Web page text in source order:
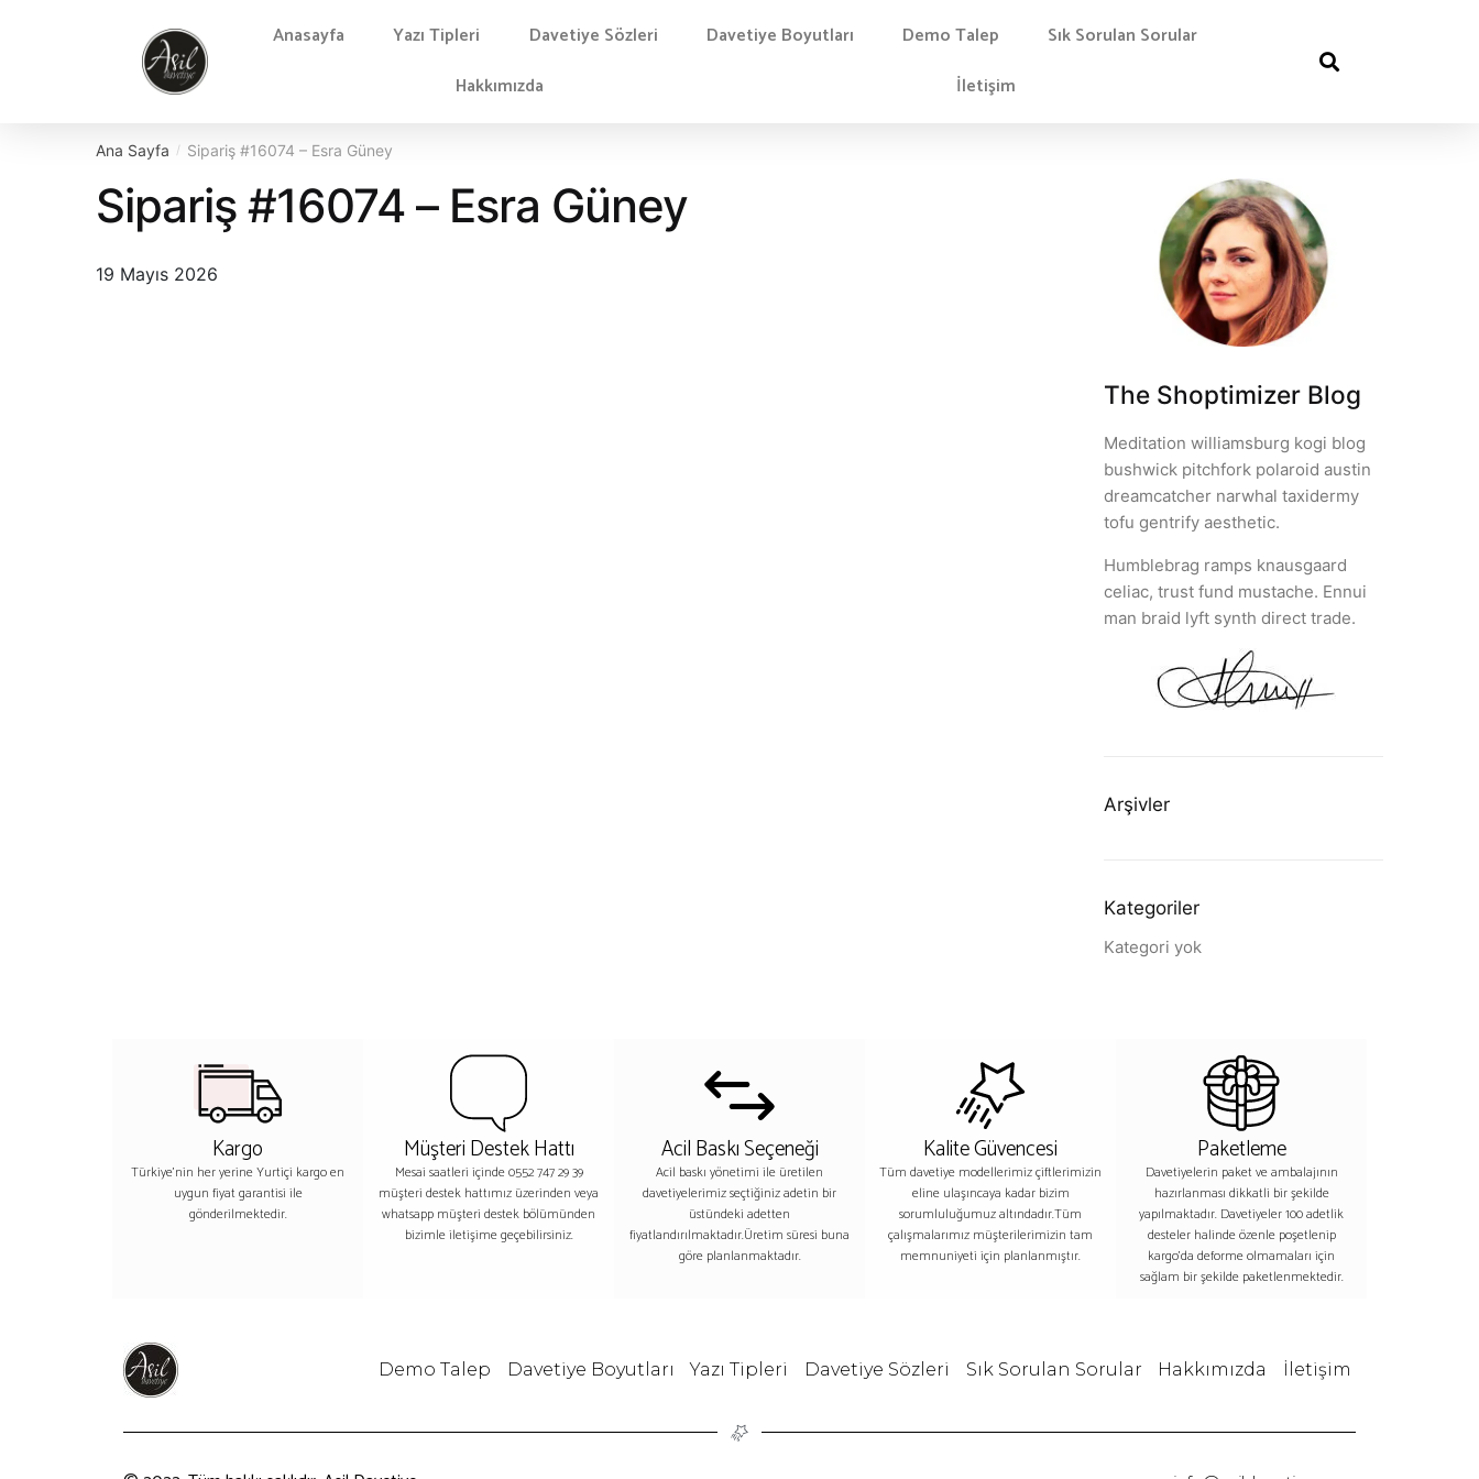
Anasayfa Yazı Tipleri Davetiye Sözleri Davetiye Boyutları Demo Talep
Sık Sorulan Sorular
Hakkımızda
İletişim
Ana Sayfa / Sipariş #16074 – Esra Güney
Sipariş #16074 – Esra Güney
19 Mayıs 2026
The Shoptimizer Blog
Meditation williamsburg kogi blog
bushwick pitchfork polaroid austin
dreamcatcher narwhal taxidermy
tofu gentrify aesthetic.
Humblebrag ramps knausgaard
celiac, trust fund mustache. Ennui
man braid lyft synth direct trade.
Arşivler
Kategoriler
Kategori yok
Kargo
Türkiye'nin her yerine Yurtiçi kargo en
uygun fiyat garantisi ile
gönderilmektedir.
Müşteri Destek Hattı
Mesai saatleri içinde 0552 747 29 39
müşteri destek hattımız üzerinden veya
whatsapp müşteri destek bölümünden
bizimle iletişime geçebilirsiniz.
Acil Baskı Seçeneği
Acil baskı yönetimi ile üretilen
davetiyelerimiz seçtiğiniz adetin bir
üstündeki adetten
fiyatlandırılmaktadır.Üretim süresi buna
göre planlanmaktadır.
Kalite Güvencesi
Tüm davetiye modellerimiz çiftlerimizin
eline ulaşıncaya kadar bizim
sorumluluğumuz altındadır.Tüm
çalışmalarımız müşterilerimizin tam
memnuniyeti için planlanmıştır.
Paketleme
Davetiyelerin paket ve ambalajının
hazırlanması dikkatli bir şekilde
yapılmaktadır. Davetiyeler 100 adetlik
desteler halinde özenle poşetlenip
kargo’da deforme olmamaları için
sağlam bir şekilde paketlenmektedir.
Demo Talep Davetiye Boyutları Yazı Tipleri Davetiye Sözleri Sık Sorulan Sorular Hakkımızda İletişim